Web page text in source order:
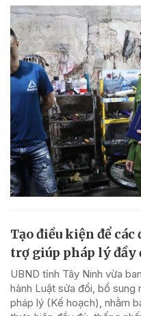
Tạo điều kiện để
trợ giúp pháp lý đầy
UBND tỉnh Tây Ninh vừa
hành Luật sửa đổi, bổ
pháp lý (Kế hoạch), nhằm